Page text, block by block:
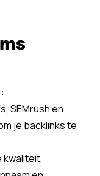
SEMrush en
je backlinks te
kwaliteit,